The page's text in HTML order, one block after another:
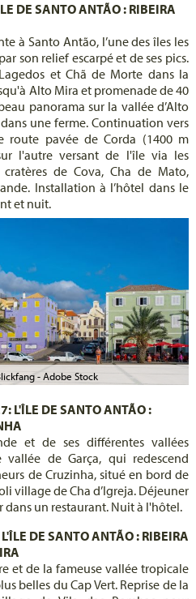
DE SANTO ANTÃO : RIBEIRA
à Santo Antão, l’une des îles les
son relief escarpé et de ses pics.
et Chã de Morte dans la
Alto Mira et promenade de 40
panorama sur la vallée d’Alto
une ferme. Continuation vers
route pavée de Corda (1400 m
l'autre versant de l'île via les
cratères de Cova, Cha de Mato,
Installation à l’hôtel dans le
et nuit.
- Adobe Stock
L'ÎLE DE SANTO ANTÃO :
et de ses différentes vallées
vallée de Garça, qui redescend
de Cruzinha, situé en bord de
village de Cha d’Igreja. Déjeuner
un restaurant. Nuit à l'hôtel.
DE SANTO ANTÃO : RIBEIRA
et de la fameuse vallée tropicale
belles du Cap Vert. Reprise de la